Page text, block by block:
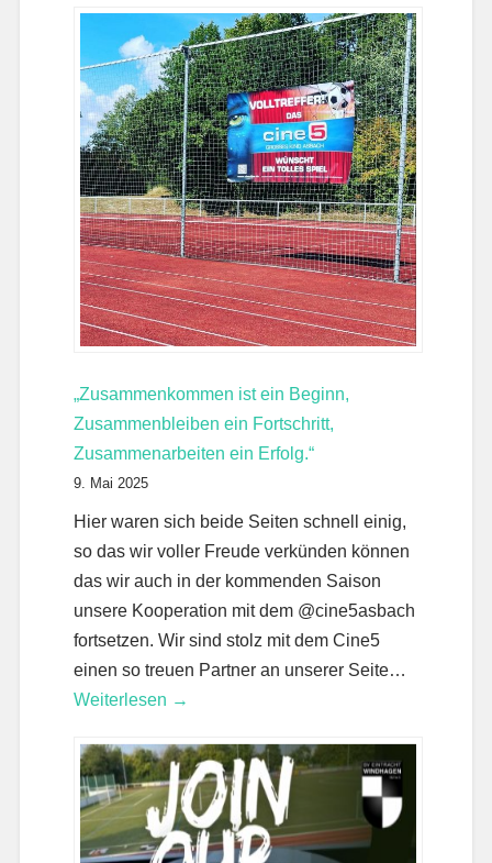
„Zusammenkommen ist ein Beginn,
Zusammenbleiben ein Fortschritt,
Zusammenarbeiten ein Erfolg.“
9. Mai 2025
Hier waren sich beide Seiten schnell einig,
so das wir voller Freude verkünden können
das wir auch in der kommenden Saison
unsere Kooperation mit dem @cine5asbach
fortsetzen. Wir sind stolz mit dem Cine5
einen so treuen Partner an unserer Seite…
Weiterlesen →